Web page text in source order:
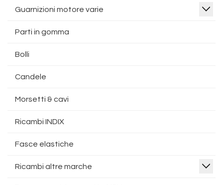
Guarnizioni motore varie
Parti in gomma
Bolli
Candele
Morsetti & cavi
Ricambi INDIX
Fasce elastiche
Ricambi altre marche